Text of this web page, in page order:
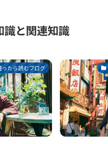
識と関連知識
たら読むブログ